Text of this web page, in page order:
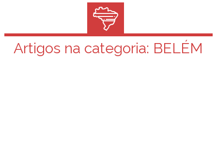
Artigos na categoria: BELÉM